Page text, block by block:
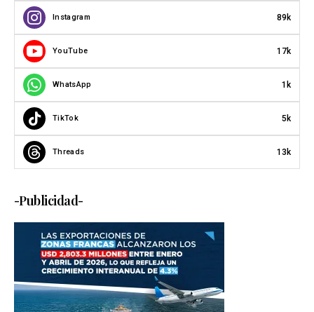
Instagram 89k
YouTube 17k
WhatsApp 1k
TikTok 5k
Threads 13k
-Publicidad-